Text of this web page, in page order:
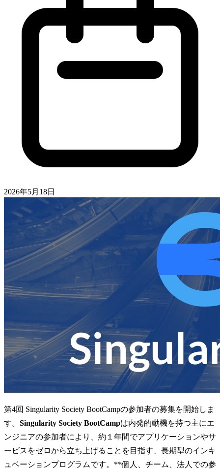
2026年5月18日
第4回 Singularity Society BootCampの参加者の募集を開始しま
す。 Singularity Society BootCampは内発的動機を持つ主にエ
ンジニアの参加者により、約１年間でアプリケーションやサ
ービスをゼロから立ち上げることを目指す、長期型のインキ
ュベーションプログラムです。**個人、チーム、法人での参